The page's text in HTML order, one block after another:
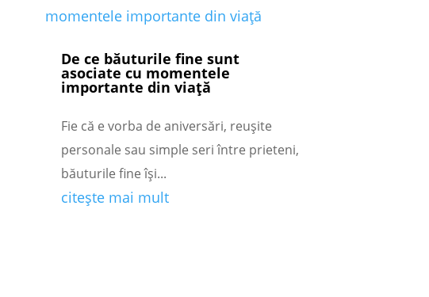
De ce băuturile fine sunt
asociate cu momentele
importante din viață
Fie că e vorba de aniversări, reușite
personale sau simple seri între prieteni,
băuturile fine își...
citește mai mult